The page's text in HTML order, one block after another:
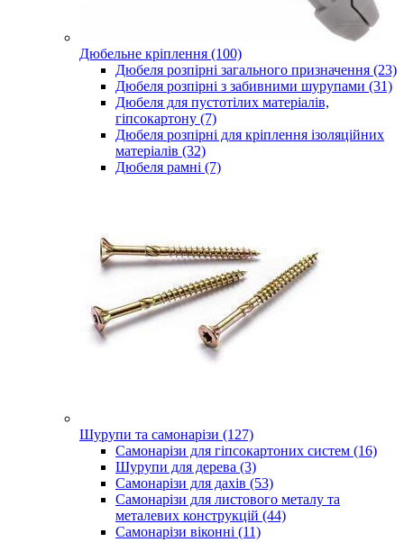
Дюбельне кріплення (100)
Дюбеля розпірні загального призначення (23)
Дюбеля розпірні з забивними шурупами (31)
Дюбеля для пустотілих матеріалів,
гіпсокартону (7)
Дюбеля розпірні для кріплення ізоляційних
матеріалів (32)
Дюбеля рамні (7)
Шурупи та самонарізи (127)
Самонарізи для гіпсокартоних систем (16)
Шурупи для дерева (3)
Самонарізи для дахів (53)
Самонарізи для листового металу та
металевих конструкцій (44)
Самонарізи віконні (11)